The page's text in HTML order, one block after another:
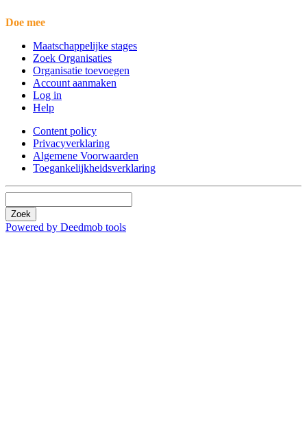
Doe mee
Maatschappelijke stages
Zoek Organisaties
Organisatie toevoegen
Account aanmaken
Log in
Help
Content policy
Privacyverklaring
Algemene Voorwaarden
Toegankelijkheidsverklaring
Zoek
Powered by Deedmob tools